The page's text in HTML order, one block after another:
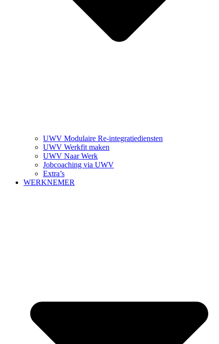
UWV Modulaire Re-integratiediensten
UWV Werkfit maken
UWV Naar Werk
Jobcoaching via UWV
Extra’s
WERKNEMER